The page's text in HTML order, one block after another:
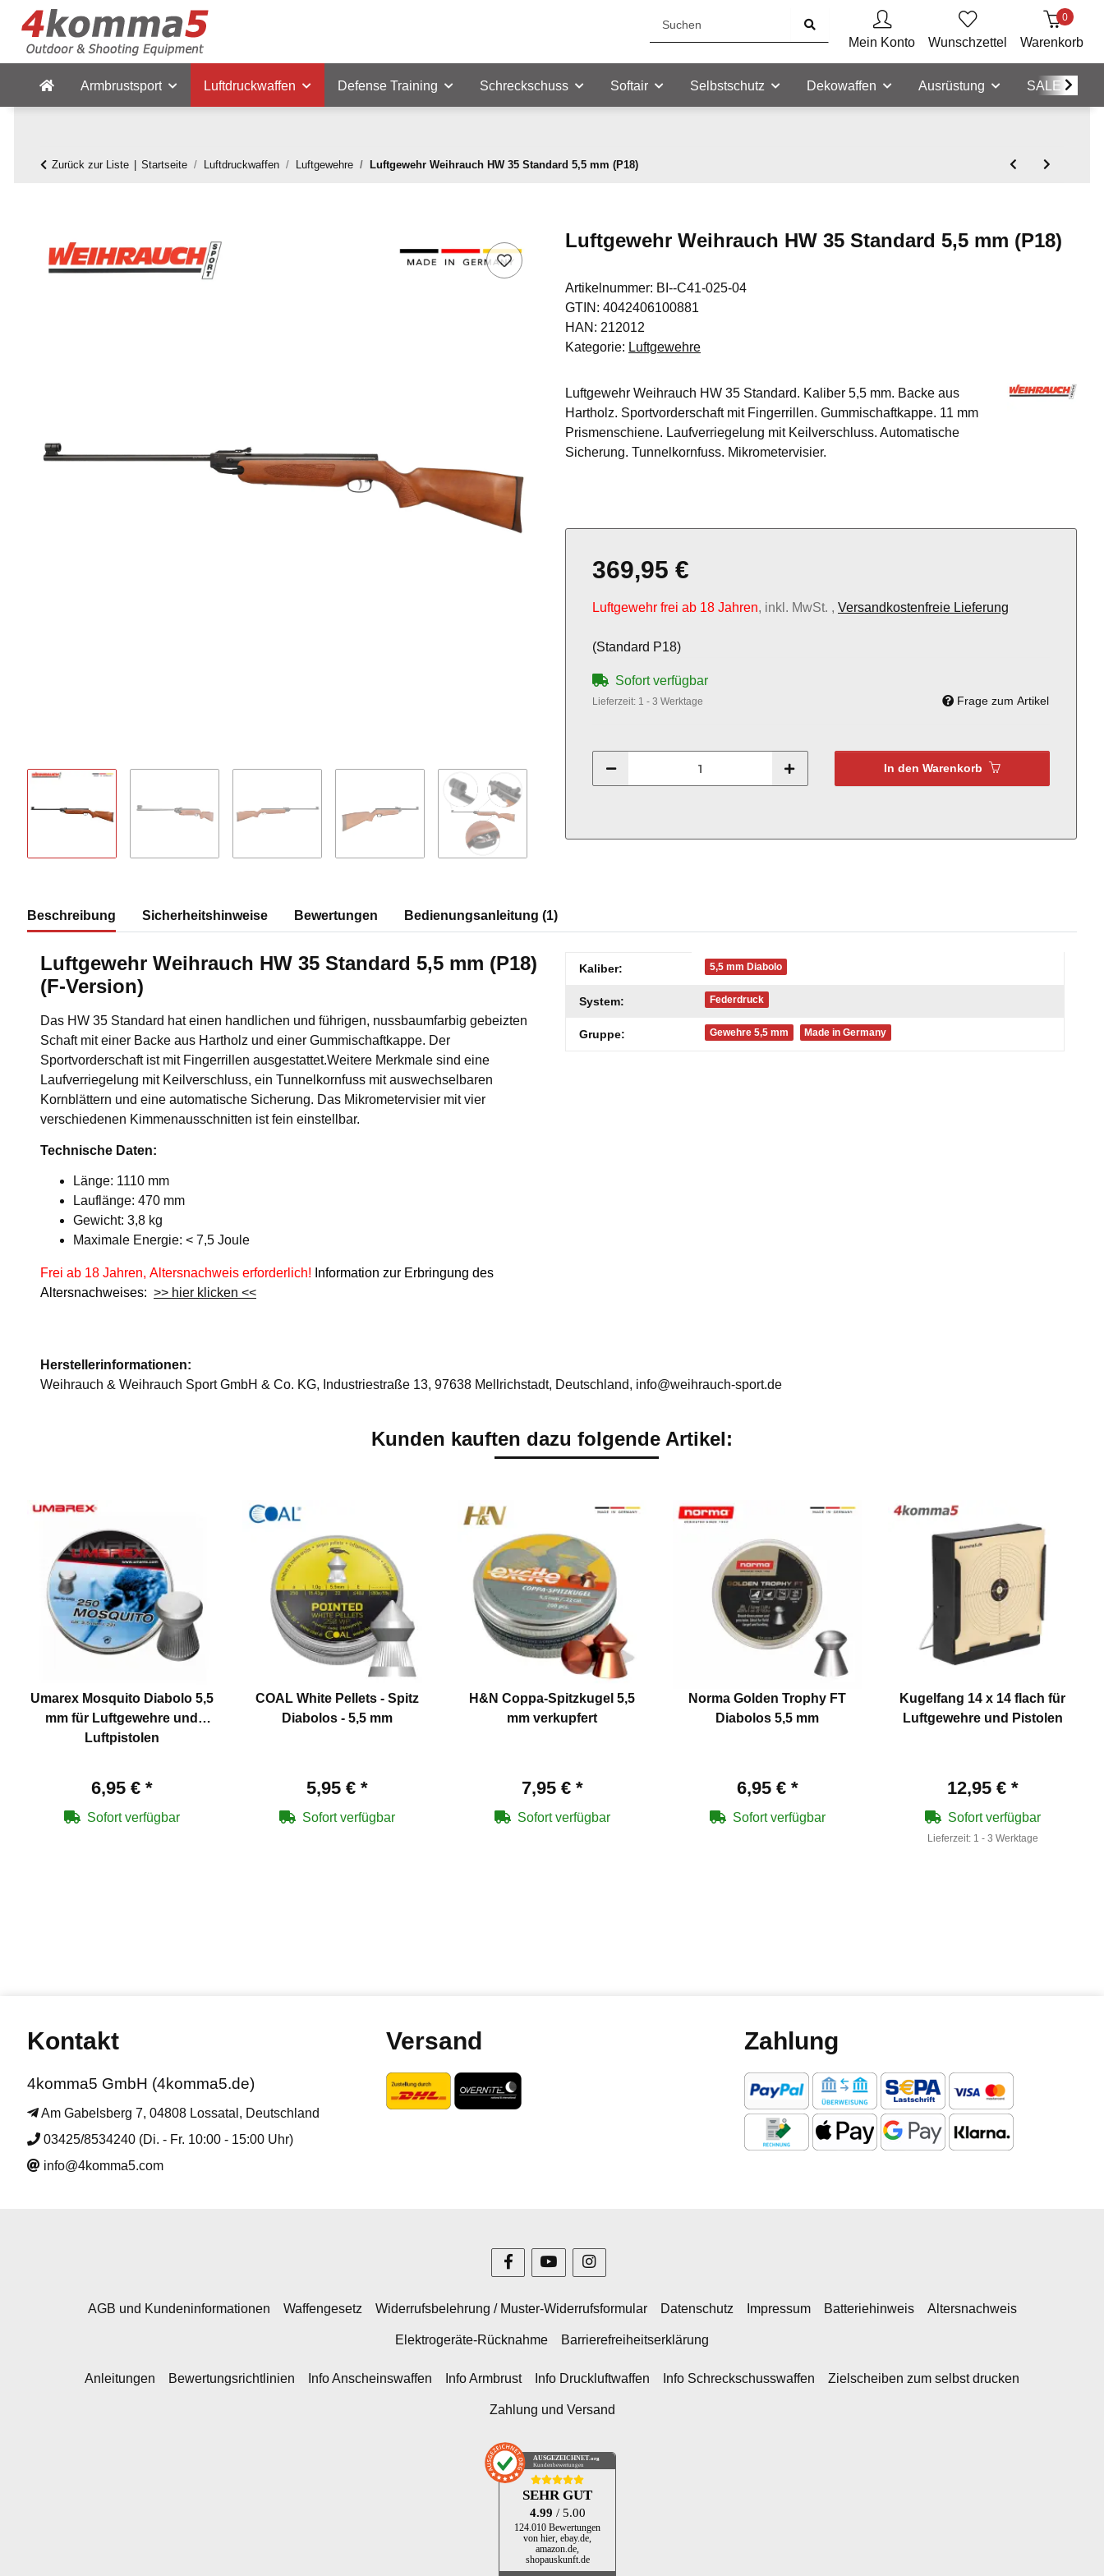
Mein Konto Wunschzettel
0
Warenkorb
Armbrustsport Luftdruckwaffen Defense Training Schreckschuss Softair Selbstschutz Dekowaffen Ausrüstung SALE
Zurück zur Liste Startseite Luftdruckwaffen Luftgewehre Luftgewehr Weihrauch HW 35 Standard 5,5 mm (P18)
Luftgewehr Weihrauch HW 35 Standard 5,5 mm (P18)
Artikelnummer: BI--C41-025-04
GTIN: 4042406100881
HAN: 212012
Kategorie: Luftgewehre
Luftgewehr Weihrauch HW 35 Standard. Kaliber 5,5 mm. Backe aus
Hartholz. Sportvorderschaft mit Fingerrillen. Gummischaftkappe. 11 mm
Prismenschiene. Laufverriegelung mit Keilverschluss. Automatische
Sicherung. Tunnelkornfuss. Mikrometervisier.
369,95 €
Luftgewehr frei ab 18 Jahren, inkl. MwSt. , Versandkostenfreie Lieferung
(Standard P18)
Sofort verfügbar
Lieferzeit: 1 - 3 Werktage Frage zum Artikel
In den Warenkorb
Beschreibung Sicherheitshinweise Bewertungen Bedienungsanleitung (1)
Luftgewehr Weihrauch HW 35 Standard 5,5 mm (P18)
(F-Version)
Das HW 35 Standard hat einen handlichen und führigen, nussbaumfarbig gebeizten
Schaft mit einer Backe aus Hartholz und einer Gummischaftkappe. Der
Sportvorderschaft ist mit Fingerrillen ausgestattet.Weitere Merkmale sind eine
Laufverriegelung mit Keilverschluss, ein Tunnelkornfuss mit auswechselbaren
Kornblättern und eine automatische Sicherung. Das Mikrometervisier mit vier
verschiedenen Kimmenausschnitten ist fein einstellbar.
Technische Daten:
Länge: 1110 mm
Lauflänge: 470 mm
Gewicht: 3,8 kg
Maximale Energie: < 7,5 Joule
Frei ab 18 Jahren, Altersnachweis erforderlich! Information zur Erbringung des
Altersnachweises: >> hier klicken <<
Produkteigenschaft
Wert
Kaliber: 5,5 mm Diabolo
System: Federdruck
Gruppe: Gewehre 5,5 mm Made in Germany
Herstellerinformationen:
Weihrauch & Weihrauch Sport GmbH & Co. KG, Industriestraße 13, 97638 Mellrichstadt, Deutschland, info@weihrauch-sport.de
Kunden kauften dazu folgende Artikel:
Umarex Mosquito Diabolo 5,5
mm für Luftgewehre und
Luftpistolen
6,95 € *
Sofort verfügbar
COAL White Pellets - Spitz
Diabolos - 5,5 mm
5,95 € *
Sofort verfügbar
H&N Coppa-Spitzkugel 5,5
mm verkupfert
7,95 € *
Sofort verfügbar
Norma Golden Trophy FT
Diabolos 5,5 mm
6,95 € *
Sofort verfügbar
Kugelfang 14 x 14 flach für
Luftgewehre und Pistolen
12,95 € *
Sofort verfügbar
Lieferzeit: 1 - 3 Werktage
Kontakt
4komma5 GmbH (4komma5.de)
Am Gabelsberg 7, 04808 Lossatal, Deutschland
03425/8534240 (Di. - Fr. 10:00 - 15:00 Uhr)
info@4komma5.com
Versand Zahlung
AGB und Kundeninformationen Waffengesetz Widerrufsbelehrung / Muster-Widerrufsformular Datenschutz Impressum Batteriehinweis Altersnachweis
Elektrogeräte-Rücknahme Barrierefreiheitserklärung
Anleitungen Bewertungsrichtlinien Info Anscheinswaffen Info Armbrust Info Druckluftwaffen Info Schreckschusswaffen Zielscheiben zum selbst drucken
Zahlung und Versand
AUSGEZEICHNET .org
Kundenbewertungen
SEHR GUT
4.99 / 5.00
124.010 Bewertungen
von hier, ebay.de,
amazon.de,
shopauskunft.de